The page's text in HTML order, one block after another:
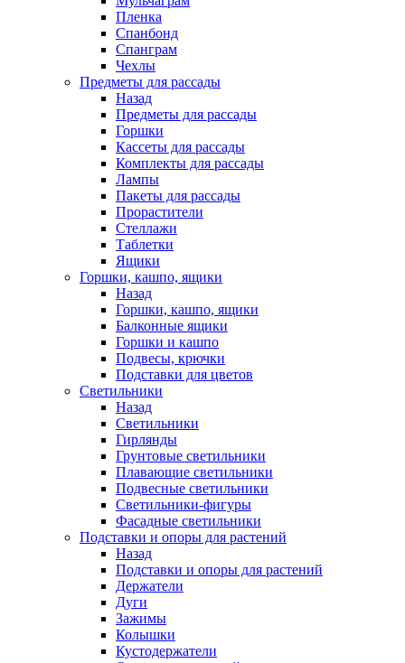
Пленка
Спанбонд
Спанграм
Чехлы
Предметы для рассады
Назад
Предметы для рассады
Горшки
Кассеты для рассады
Комплекты для рассады
Лампы
Пакеты для рассады
Прорастители
Стеллажи
Таблетки
Ящики
Горшки, кашпо, ящики
Назад
Горшки, кашпо, ящики
Балконные ящики
Горшки и кашпо
Подвесы, крючки
Подставки для цветов
Светильники
Назад
Светильники
Гирлянды
Грунтовые светильники
Плавающие светильники
Подвесные светильники
Светильники-фигуры
Фасадные светильники
Подставки и опоры для растений
Назад
Подставки и опоры для растений
Держатели
Дуги
Зажимы
Колышки
Кустодержатели